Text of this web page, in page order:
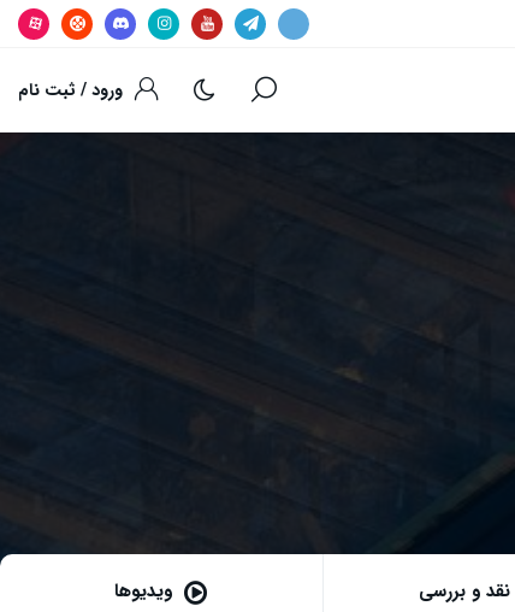
ورود / ثبت نام
نقد و بررسی ویدیوها